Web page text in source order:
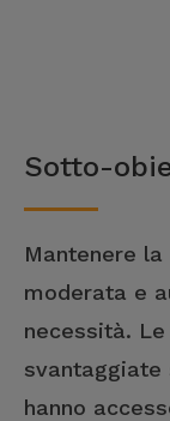
Sotto-
Mantenere
moderata e
necessità.
svantaggiate
hanno